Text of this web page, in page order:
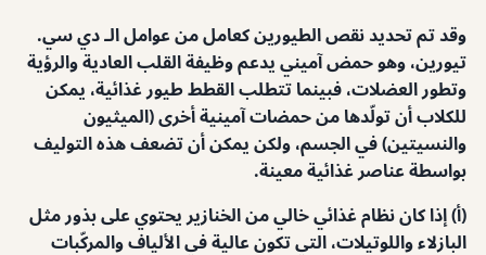
وقد تم تحديد نقص الطيورين كعامل من عوامل الـ دي سي.
تيورين، وهو حمض آميني يدعم وظيفة القلب العادية والرؤية
وتطور العضلات، فبينما تتطلب القطط طيور غذائية، يمكن
للكلاب أن تولّدها من حمضات آمينية أخرى (الميثيون
والنسيتين) في الجسم، ولكن يمكن أن تضعف هذه التوليف
بواسطة عناصر غذائية معينة.
(أ) إذا كان نظام غذائي خالي من الخنازير يحتوي على بذور مثل
البازلاء واللوتيلات، التي تكون عالية في الألياف والمركّبات